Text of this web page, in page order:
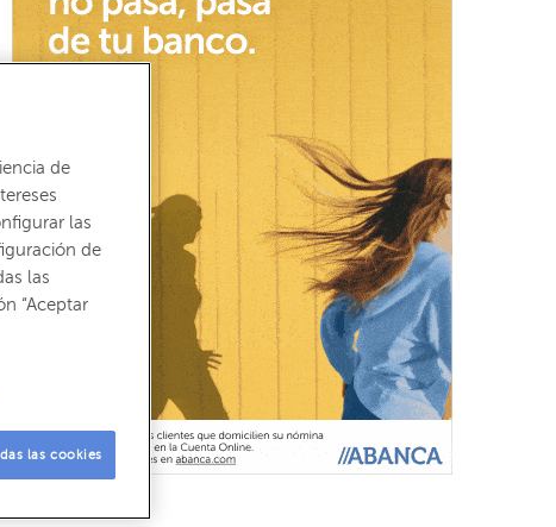
de
las
de
las
“Aceptar
las cookies